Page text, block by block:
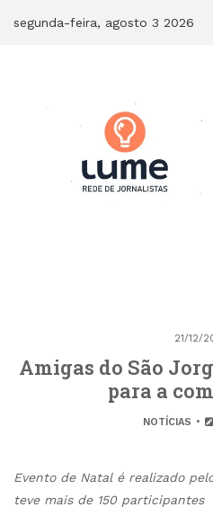
segunda-feira, agosto 3 2026
21/12/
Amigas do São
para a
NOTÍCIAS
Evento de Natal é realizado
teve mais de 150 participantes